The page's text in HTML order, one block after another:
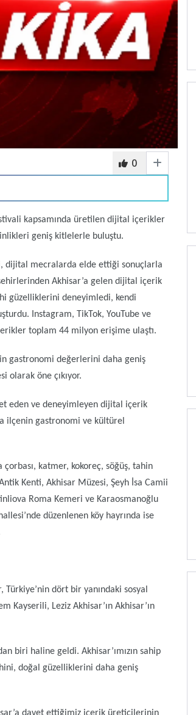
0
kapsamında üretilen dijital içerikler
geniş kitlelerle buluştu.
dijital mecralarda elde ettiği sonuçlarla
Akhisar’a gelen dijital içerik
güzelliklerini deneyimledi, kendi
Instagram, TikTok, YouTube ve
toplam 44 milyon erişime ulaştı.
gastronomi değerlerini daha geniş
olarak öne çıkıyor.
eden ve deneyimleyen dijital içerik
ilçenin gastronomi ve kültürel
katmer, kokoreç, söğüş, tahin
Kenti, Akhisar Müzesi, Şeyh İsa Camii
Roma Kemeri ve Karaosmanoğlu
düzenlenen köy hayrında ise
dört bir yanındaki sosyal
Kayserili, Leziz Akhisar’ın Akhisar’ın
biri haline geldi. Akhisar’ımızın sahip
doğal güzelliklerini daha geniş